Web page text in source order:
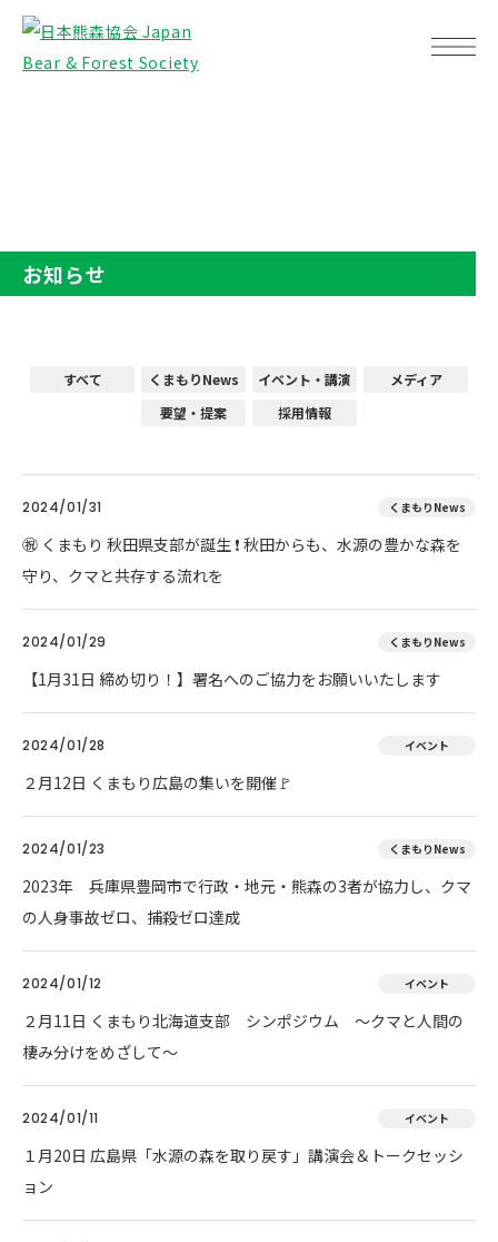
お知らせ
すべて くまもりNews イベント・講演
メディア
要望・提案
採用情報
2024/01/31 くまもりNews
㊗ くまもり 秋田県支部が誕生 ❗ 秋田からも、水源の豊かな森を
守り、クマと共存する流れを
2024/01/29 くまもりNews
【1月31日 締め切り！】署名へのご協力をお願いいたします
2024/01/28 イベント
２月12日 くまもり広島の集いを開催🚩
2024/01/23 くまもりNews
2023年 兵庫県豊岡市で行政・地元・熊森の3者が協力し、クマ
の人身事故ゼロ、捕殺ゼロ達成
2024/01/12 イベント
２月11日 くまもり北海道支部 シンポジウム ～クマと人間の
棲み分けをめざして～
2024/01/11 イベント
１月20日 広島県「水源の森を取り戻す」講演会＆トークセッシ
ョン